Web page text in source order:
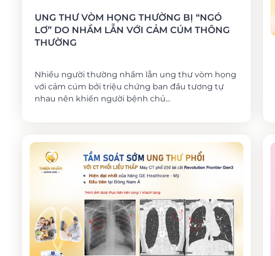
UNG THƯ VÒM HỌNG THƯỜNG BỊ “NGÓ
LƠ” DO NHẦM LẪN VỚI CẢM CÚM THÔNG
THƯỜNG
Nhiều người thường nhầm lẫn ung thư vòm họng
với cảm cúm bởi triệu chứng ban đầu tương tự
nhau nên khiến người bệnh chủ...